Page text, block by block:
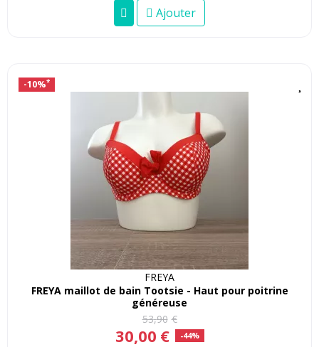
Ajouter
-10%*
FREYA
FREYA maillot de bain Tootsie - Haut pour poitrine
généreuse
53,90 €
30,00 € -44%